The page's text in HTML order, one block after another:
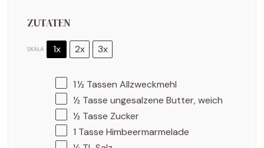
ZUTATEN
SKALA 1x 2x 3x
1½ Tassen Allzweckmehl
½ Tasse ungesalzene Butter, weich
½ Tasse Zucker
1 Tasse Himbeermarmelade